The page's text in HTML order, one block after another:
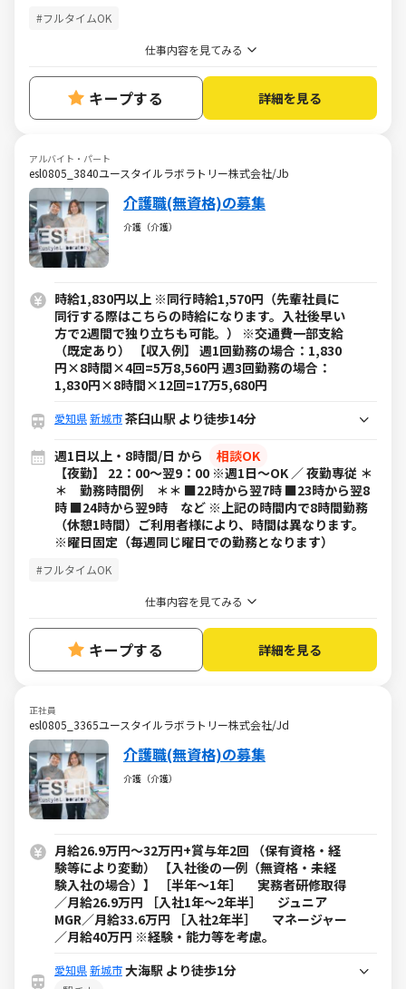
#フルタイムOK
仕事内容を見てみる
キープする 詳細を見る
アルバイト・パート
esl0805_3840ユースタイルラボラトリー株式会社/Jb
介護職(無資格)の募集
介護（介護）
時給1,830円以上 ※同行時給1,570円（先輩社員に
同行する際はこちらの時給になります。入社後早い
方で2週間で独り立ちも可能。） ※交通費一部支給
（既定あり） 【収入例】 週1回勤務の場合：1,830
円×8時間×4回=5万8,560円 週3回勤務の場合：
1,830円×8時間×12回=17万5,680円
愛知県新城市茶臼山駅 より徒歩14分
週1日以上・8時間/日 から
相談OK
【夜勤】 22：00～翌9：00 ※週1日～OK ／ 夜勤専従 ＊
＊ 勤務時間例 ＊＊ ■22時から翌7時 ■23時から翌8
時 ■24時から翌9時 など ※上記の時間内で8時間勤務
（休憩1時間）ご利用者様により、時間は異なります。
※曜日固定（毎週同じ曜日での勤務となります）
#フルタイムOK
仕事内容を見てみる
キープする 詳細を見る
正社員
esl0805_3365ユースタイルラボラトリー株式会社/Jd
介護職(無資格)の募集
介護（介護）
月給26.9万円～32万円+賞与年2回 （保有資格・経
験等により変動） 【入社後の一例（無資格・未経
験入社の場合）】 ［半年～1年］ 実務者研修取得
／月給26.9万円 ［入社1年～2年半］ ジュニア
MGR／月給33.6万円 ［入社2年半］ マネージャー
／月給40万円 ※経験・能力等を考慮。
愛知県新城市大海駅 より徒歩1分